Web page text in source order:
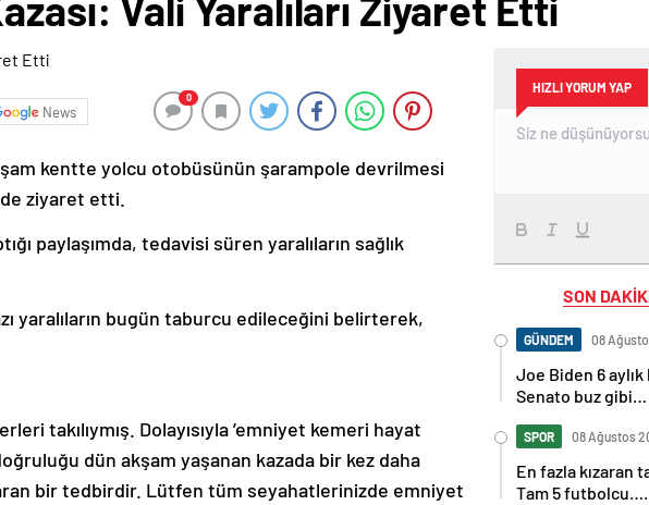
Vali Yaralıları Ziyaret Etti
News
0
kentte yolcu otobüsünün şarampole devrilmesi
ziyaret etti.
paylaşımda, tedavisi süren yaralıların sağlık
yaralıların bugün taburcu edileceğini belirterek,
takılıymış. Dolayısıyla ’emniyet kemeri hayat
dün akşam yaşanan kazada bir kez daha
bir tedbirdir. Lütfen tüm seyahatlerinizde emniyet
HIZLI YORUM YAP
SON
GÜNDEM 08
Joe Biden 6
Senato buz gibi…
SPOR 08 Ağustos
En fazla kızaran
Tam 5 futbolcu….